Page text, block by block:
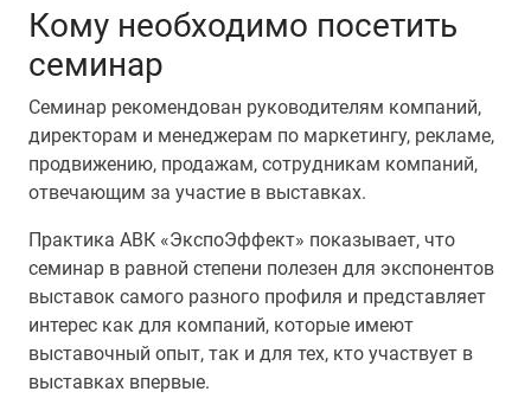
Кому необходимо посетить
семинар
Семинар рекомендован руководителям компаний,
директорам и менеджерам по маркетингу, рекламе,
продвижению, продажам, сотрудникам компаний,
отвечающим за участие в выставках.
Практика АВК «ЭкспоЭффект» показывает, что
семинар в равной степени полезен для экспонентов
выставок самого разного профиля и представляет
интерес как для компаний, которые имеют
выставочный опыт, так и для тех, кто участвует в
выставках впервые.